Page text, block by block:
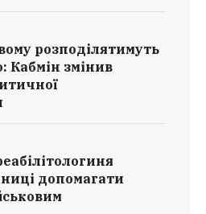
розподілятимуть
Кабмін змінив
допомагати